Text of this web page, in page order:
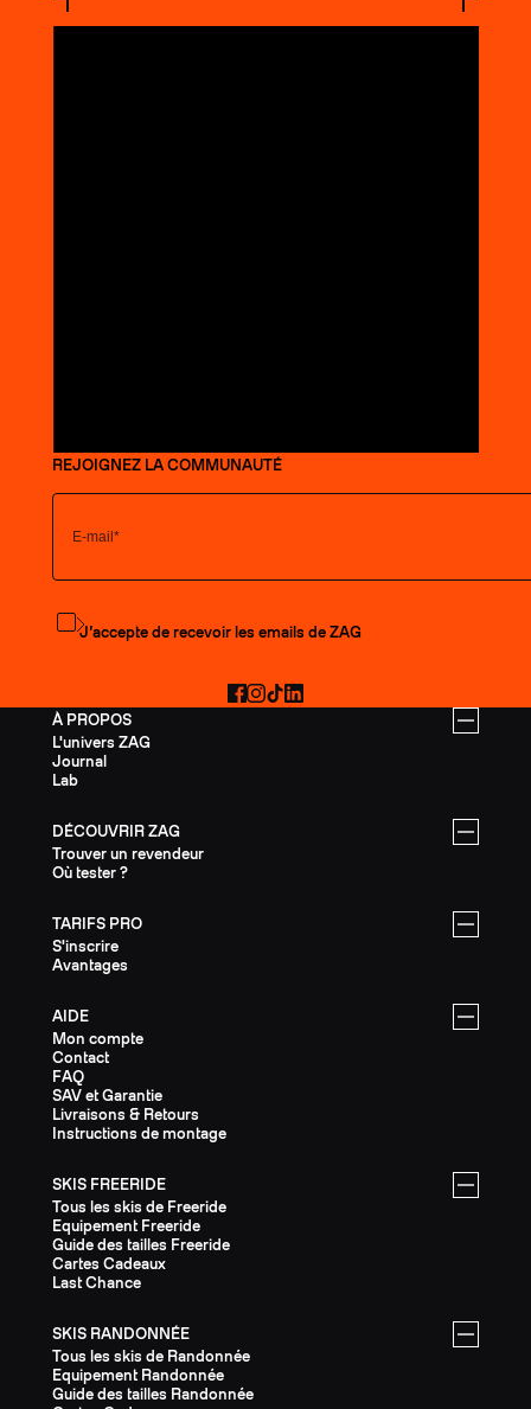
À PROPOS
L'univers ZAG
Journal
Lab
DÉCOUVRIR ZAG
Trouver un revendeur
Où tester ?
TARIFS PRO
S'inscrire
Avantages
AIDE
Mon compte
Contact
FAQ
SAV et Garantie
Livraisons & Retours
Instructions de montage
SKIS FREERIDE
Tous les skis de Freeride
Equipement Freeride
Guide des tailles Freeride
Cartes Cadeaux
Last Chance
SKIS RANDONNÉE
Tous les skis de Randonnée
Equipement Randonnée
Guide des tailles Randonnée
REJOIGNEZ LA COMMUNAUTÉ
S'abonner à la newsletter
J’accepte de recevoir les emails de ZAG
Facebook
Instagram
TikTokLinkedIn